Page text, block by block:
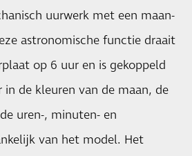
uurwerk met een maan-
astronomische functie draait
op 6 uur en is gekoppeld
de kleuren van de maan, de
uren-, minuten- en
van het model. Het